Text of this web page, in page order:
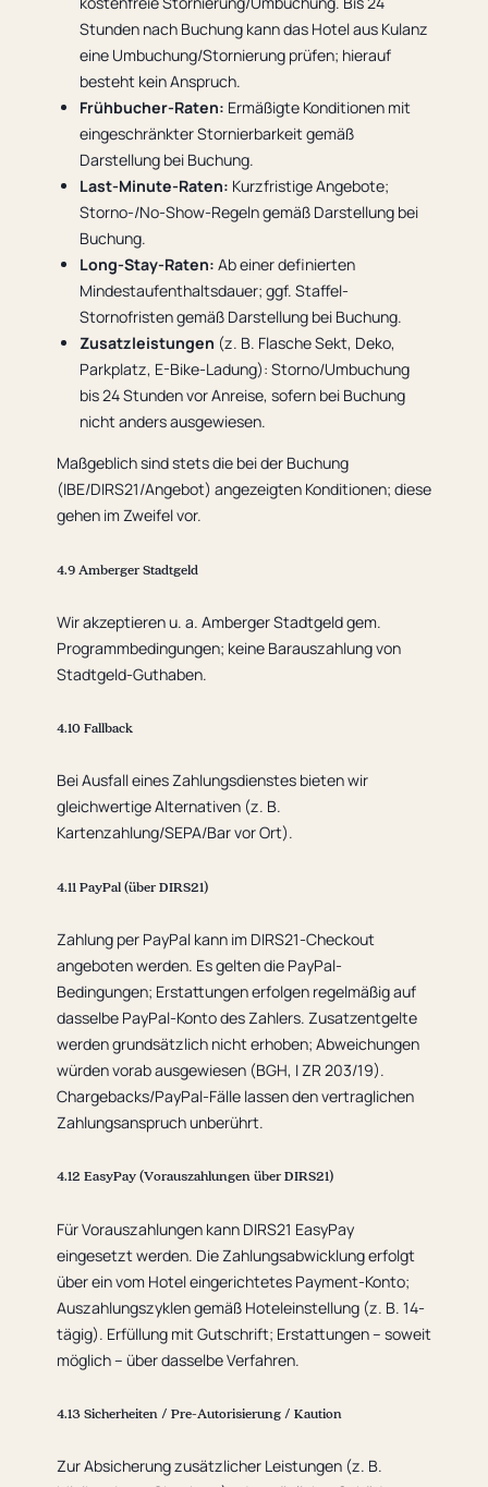
Stunden nach Buchung kann das Hotel aus Kulanz
eine Umbuchung/Stornierung prüfen; hierauf
besteht kein Anspruch.
Frühbucher-Raten: Ermäßigte Konditionen mit
eingeschränkter Stornierbarkeit gemäß
Darstellung bei Buchung.
Last-Minute-Raten: Kurzfristige Angebote;
Storno-/No-Show-Regeln gemäß Darstellung bei
Buchung.
Long-Stay-Raten: Ab einer definierten
Mindestaufenthaltsdauer; ggf. Staffel-
Stornofristen gemäß Darstellung bei Buchung.
Zusatzleistungen (z. B. Flasche Sekt, Deko,
Parkplatz, E-Bike-Ladung): Storno/Umbuchung
bis 24 Stunden vor Anreise, sofern bei Buchung
nicht anders ausgewiesen.
Maßgeblich sind stets die bei der Buchung
(IBE/DIRS21/Angebot) angezeigten Konditionen; diese
gehen im Zweifel vor.
4.9 Amberger Stadtgeld
Wir akzeptieren u. a. Amberger Stadtgeld gem.
Programmbedingungen; keine Barauszahlung von
Stadtgeld-Guthaben.
4.10 Fallback
Bei Ausfall eines Zahlungsdienstes bieten wir
gleichwertige Alternativen (z. B.
Kartenzahlung/SEPA/Bar vor Ort).
4.11 PayPal (über DIRS21)
Zahlung per PayPal kann im DIRS21-Checkout
angeboten werden. Es gelten die PayPal-
Bedingungen; Erstattungen erfolgen regelmäßig auf
dasselbe PayPal-Konto des Zahlers. Zusatzentgelte
werden grundsätzlich nicht erhoben; Abweichungen
würden vorab ausgewiesen (BGH, I ZR 203/19).
Chargebacks/PayPal-Fälle lassen den vertraglichen
Zahlungsanspruch unberührt.
4.12 EasyPay (Vorauszahlungen über DIRS21)
Für Vorauszahlungen kann DIRS21 EasyPay
eingesetzt werden. Die Zahlungsabwicklung erfolgt
über ein vom Hotel eingerichtetes Payment-Konto;
Auszahlungszyklen gemäß Hoteleinstellung (z. B. 14-
tägig). Erfüllung mit Gutschrift; Erstattungen – soweit
möglich – über dasselbe Verfahren.
4.13 Sicherheiten / Pre-Autorisierung / Kaution
Zur Absicherung zusätzlicher Leistungen (z. B.